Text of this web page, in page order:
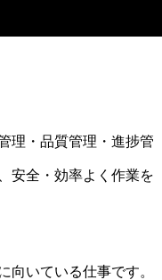
理・品質管理・進捗管
安全・効率よく作業を
向いている仕事です。